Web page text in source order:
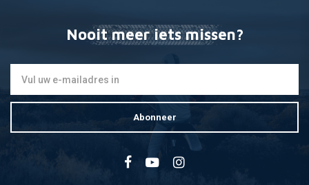
Nooit meer iets missen?
Abonneer